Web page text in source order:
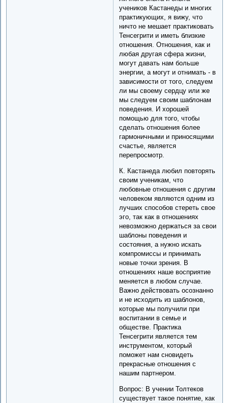
учеников Кастанеды и многих
практикующих, я вижу, что
ничто не мешает практиковать
Тенсегрити и иметь близкие
отношения. Отношения, как и
любая другая сфера жизни,
могут давать нам больше
энергии, а могут и отнимать - в
зависимости от того, следуем
ли мы своему сердцу или же
мы следуем своим шаблонам
поведения. И хорошей
помощью для того, чтобы
сделать отношения более
гармоничными и приносящими
счастье, является
перепросмотр.
К. Кастанеда любил повторять
своим ученикам, что
любовные отношения с другим
человеком являются одним из
лучших способов стереть свое
эго, так как в отношениях
невозможно держаться за свои
шаблоны поведения и
состояния, а нужно искать
компромиссы и принимать
новые точки зрения. В
отношениях наше восприятие
меняется в любом случае.
Важно действовать осознанно
и не исходить из шаблонов,
которые мы получили при
воспитании в семье и
обществе. Практика
Тенсегрити является тем
инструментом, который
поможет нам сновидеть
прекрасные отношения с
нашим партнером.
Вопрос: В учении Толтеков
существует такое понятие, как